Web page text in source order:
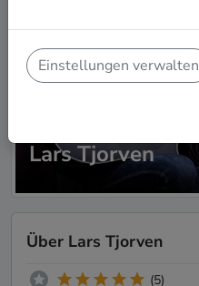
Lars Tjorven
Über Lars Tjorven
(5)
Einstellungen verwalten